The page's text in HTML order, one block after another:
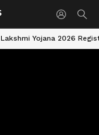
Lakshmi Yojana 2026